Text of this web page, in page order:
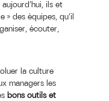
ils et
» des équipes, qu’il
écouter,
la culture
managers les
bons outils et